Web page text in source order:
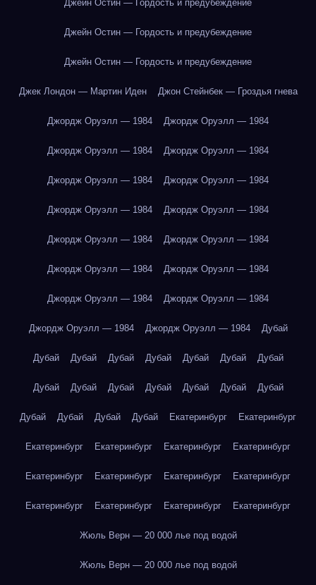
Джейн Остин — Гордость и предубеждение
Джейн Остин — Гордость и предубеждение
Джейн Остин — Гордость и предубеждение
Джек Лондон — Мартин Иден Джон Стейнбек — Гроздья гнева
Джордж Оруэлл — 1984 Джордж Оруэлл — 1984
Джордж Оруэлл — 1984 Джордж Оруэлл — 1984
Джордж Оруэлл — 1984 Джордж Оруэлл — 1984
Джордж Оруэлл — 1984 Джордж Оруэлл — 1984
Джордж Оруэлл — 1984 Джордж Оруэлл — 1984
Джордж Оруэлл — 1984 Джордж Оруэлл — 1984
Джордж Оруэлл — 1984 Джордж Оруэлл — 1984
Джордж Оруэлл — 1984 Джордж Оруэлл — 1984 Дубай
Дубай Дубай Дубай Дубай Дубай Дубай Дубай
Дубай Дубай Дубай Дубай Дубай Дубай Дубай
Дубай Дубай Дубай Дубай Екатеринбург Екатеринбург
Екатеринбург Екатеринбург Екатеринбург Екатеринбург
Екатеринбург Екатеринбург Екатеринбург Екатеринбург
Екатеринбург Екатеринбург Екатеринбург Екатеринбург
Жюль Верн — 20 000 лье под водой
Жюль Верн — 20 000 лье под водой